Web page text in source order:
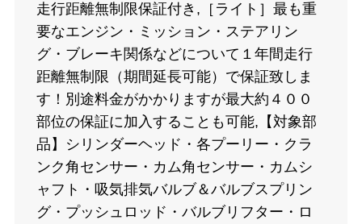
走行距離無制限保証付き,［ライト］最も重
要なエンジン・ミッション・ステアリン
グ・ブレーキ関係などについて１年間走行
距離無制限（期間延長可能）で保証致しま
す！別途料金がかかりますが最大約４００
部位の保証に加入することも可能,【対象部
品】シリンダーヘッド・各プーリー・クラ
ンク角センサー・カム角センサー・カムシ
ャフト・吸気排気バルブ＆バルブスプリン
グ・プッシュロッド・バルブリフター・ロ